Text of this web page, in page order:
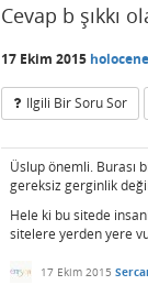
Cevap b şıkkı
17 Ekim 2015 holocene
Ilgili Bir Soru Sor
Üslup önemli. Burası
gereksiz gerginlik
Hele ki bu sitede
sitelere yerden yere
17 Ekim 2015